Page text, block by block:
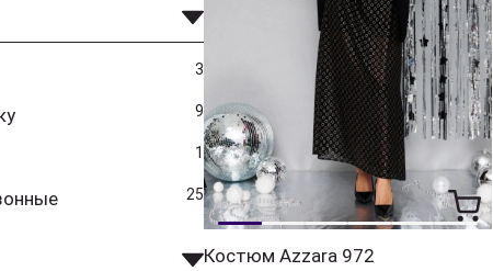
3
9
1
25
Костюм Azzara 972